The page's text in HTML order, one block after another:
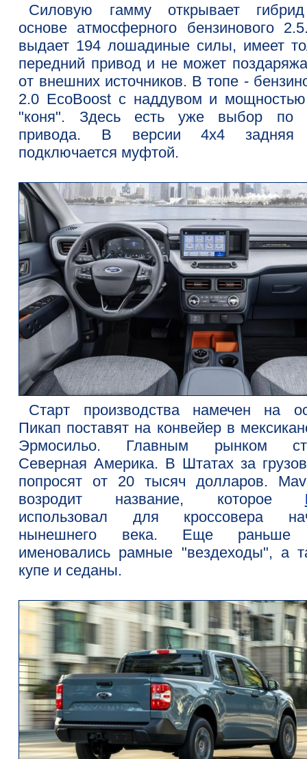
Силовую гамму открывает
основе атмосферного бензинового
выдает 194 лошадиные силы, имеет
передний привод и не может
от внешних источников. В топе -
2.0 EcoBoost с наддувом и
"коня". Здесь есть уже выбор по
привода. В версии 4х4 задняя
подключается муфтой.
Старт производства намечен на
Пикап поставят на конвейер в
Эрмосильо. Главным рынком
Северная Америка. В Штатах за
попросят от 20 тысяч долларов.
возродит название, которое
использовал для кроссовера
нынешнего века. Еще раньше
именовались рамные "вездеходы", а
купе и седаны.